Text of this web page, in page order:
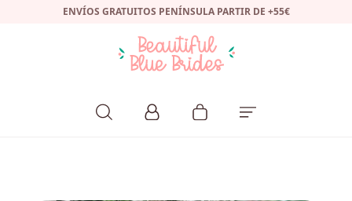
ENVÍOS GRATUITOS PENÍNSULA PARTIR DE +55€